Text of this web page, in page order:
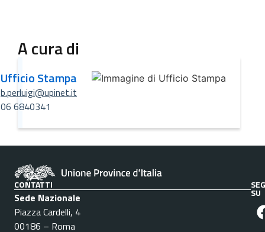
A cura di
Ufficio Stampa
b.perluigi@upinet.it
06 6840341
CONTATTI
Sede Nazionale
Piazza Cardelli, 4
00186 – Roma
SU